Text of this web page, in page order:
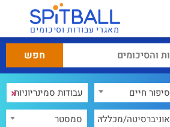
מאגרי עבודות וסיכומים
סיפור חיים ×
אוניברסיטה/מכללה סמסטר